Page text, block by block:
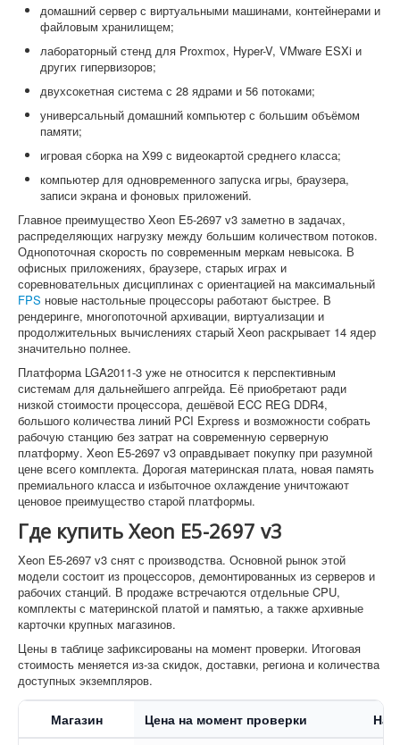
домашний сервер с виртуальными машинами, контейнерами и
файловым хранилищем;
лабораторный стенд для Proxmox, Hyper-V, VMware ESXi и
других гипервизоров;
двухсокетная система с 28 ядрами и 56 потоками;
универсальный домашний компьютер с большим объёмом
памяти;
игровая сборка на X99 с видеокартой среднего класса;
компьютер для одновременного запуска игры, браузера,
записи экрана и фоновых приложений.
Главное преимущество Xeon E5-2697 v3 заметно в задачах,
распределяющих нагрузку между большим количеством потоков.
Однопоточная скорость по современным меркам невысока. В
офисных приложениях, браузере, старых играх и
соревновательных дисциплинах с ориентацией на максимальный
FPS новые настольные процессоры работают быстрее. В
рендеринге, многопоточной архивации, виртуализации и
продолжительных вычислениях старый Xeon раскрывает 14 ядер
значительно полнее.
Платформа LGA2011-3 уже не относится к перспективным
системам для дальнейшего апгрейда. Её приобретают ради
низкой стоимости процессора, дешёвой ECC REG DDR4,
большого количества линий PCI Express и возможности собрать
рабочую станцию без затрат на современную серверную
платформу. Xeon E5-2697 v3 оправдывает покупку при разумной
цене всего комплекта. Дорогая материнская плата, новая память
премиального класса и избыточное охлаждение уничтожают
ценовое преимущество старой платформы.
Где купить Xeon E5-2697 v3
Xeon E5-2697 v3 снят с производства. Основной рынок этой
модели состоит из процессоров, демонтированных из серверов и
рабочих станций. В продаже встречаются отдельные CPU,
комплекты с материнской платой и памятью, а также архивные
карточки крупных магазинов.
Цены в таблице зафиксированы на момент проверки. Итоговая
стоимость меняется из-за скидок, доставки, региона и количества
доступных экземпляров.
Магазин Цена на момент проверки